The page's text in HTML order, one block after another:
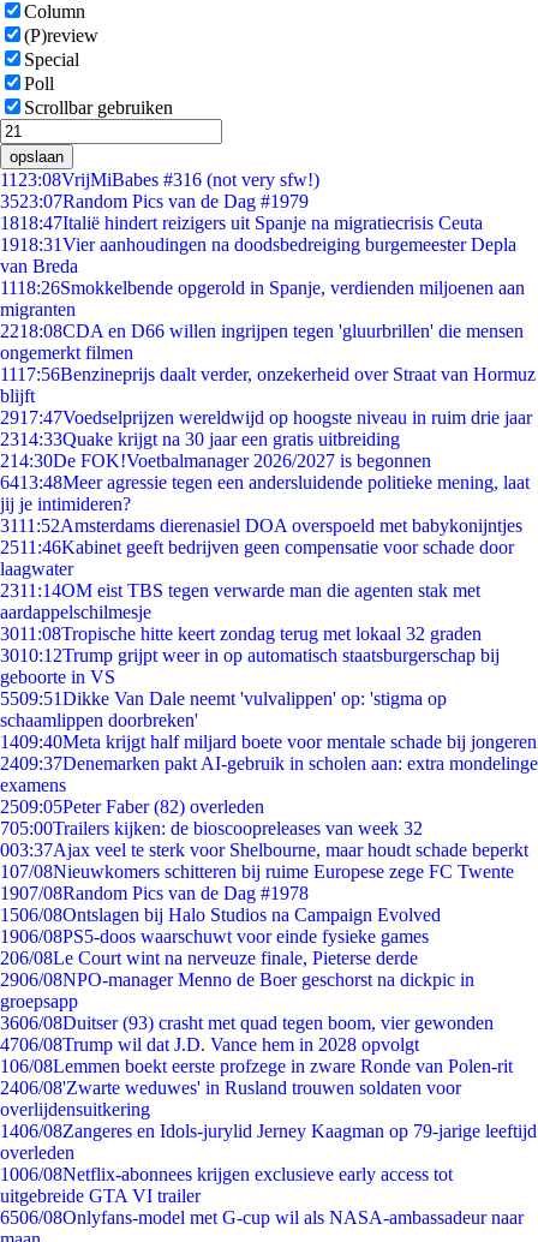
Column
(P)review
Special
Poll
Scrollbar gebruiken
opslaan
11 23:08VrijMiBabes #316 (not very sfw!)
3523:07Random Pics van de Dag #1979
1818:47Italië hindert reizigers uit Spanje na migratiecrisis Ceuta
1918:31Vier aanhoudingen na doodsbedreiging burgemeester Depla
van Breda
1118:26Smokkelbende opgerold in Spanje, verdienden miljoenen aan
migranten
2218:08CDA en D66 willen ingrijpen tegen 'gluurbrillen' die mensen
ongemerkt filmen
1117:56Benzineprijs daalt verder, onzekerheid over Straat van Hormuz
blijft
2917:47Voedselprijzen wereldwijd op hoogste niveau in ruim drie jaar
2314:33Quake krijgt na 30 jaar een gratis uitbreiding
214:30De FOK!Voetbalmanager 2026/2027 is begonnen
6413:48Meer agressie tegen een andersluidende politieke mening, laat
jij je intimideren?
3111:52Amsterdams dierenasiel DOA overspoeld met babykonijntjes
2511:46Kabinet geeft bedrijven geen compensatie voor schade door
laagwater
2311:14OM eist TBS tegen verwarde man die agenten stak met
aardappelschilmesje
3011:08Tropische hitte keert zondag terug met lokaal 32 graden
3010:12Trump grijpt weer in op automatisch staatsburgerschap bij
geboorte in VS
5509:51Dikke Van Dale neemt 'vulvalippen' op: 'stigma op
schaamlippen doorbreken'
1409:40Meta krijgt half miljard boete voor mentale schade bij jongeren
2409:37Denemarken pakt AI-gebruik in scholen aan: extra mondelinge
examens
2509:05Peter Faber (82) overleden
705:00Trailers kijken: de bioscoopreleases van week 32
003:37Ajax veel te sterk voor Shelbourne, maar houdt schade beperkt
107/08Nieuwkomers schitteren bij ruime Europese zege FC Twente
1907/08Random Pics van de Dag #1978
1506/08Ontslagen bij Halo Studios na Campaign Evolved
1906/08PS5-doos waarschuwt voor einde fysieke games
206/08Le Court wint na nerveuze finale, Pieterse derde
2906/08NPO-manager Menno de Boer geschorst na dickpic in
groepsapp
3606/08Duitser (93) crasht met quad tegen boom, vier gewonden
4706/08Trump wil dat J.D. Vance hem in 2028 opvolgt
106/08Lemmen boekt eerste profzege in zware Ronde van Polen-rit
2406/08'Zwarte weduwes' in Rusland trouwen soldaten voor
overlijdensuitkering
1406/08Zangeres en Idols-jurylid Jerney Kaagman op 79-jarige leeftijd
overleden
1006/08Netflix-abonnees krijgen exclusieve early access tot
uitgebreide GTA VI trailer
6506/08Onlyfans-model met G-cup wil als NASA-ambassadeur naar